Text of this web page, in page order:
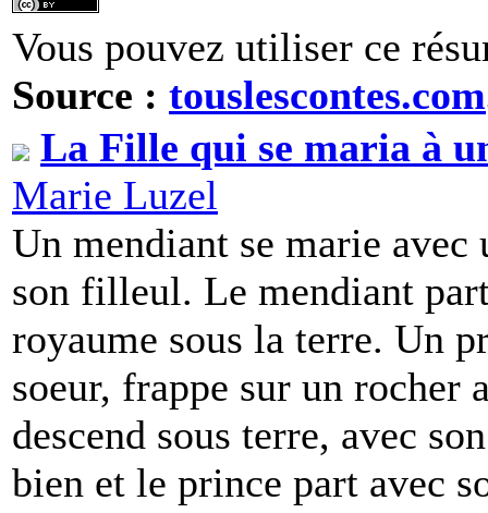
Vous pouvez utiliser ce
Source : touslescontes.com
La Fille qui se maria à
Marie Luzel
Un mendiant se marie
son filleul. Le mendiant
royaume sous la terre. Un
soeur, frappe sur un rocher
descend sous terre, avec
bien et le prince part avec